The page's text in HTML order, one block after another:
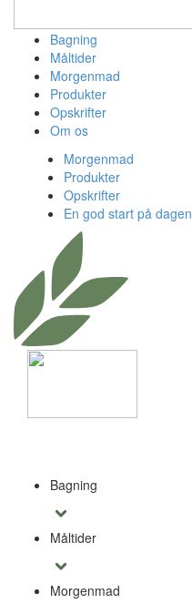
Bagning
Måltider
Morgenmad
Produkter
Opskrifter
Om os
Morgenmad
Produkter
Opskrifter
En god start på dagen
Bagning
Måltider
Morgenmad